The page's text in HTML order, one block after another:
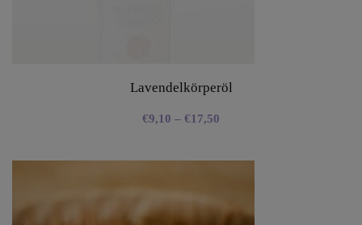
Lavendelkörperöl
€9,10 – €17,50